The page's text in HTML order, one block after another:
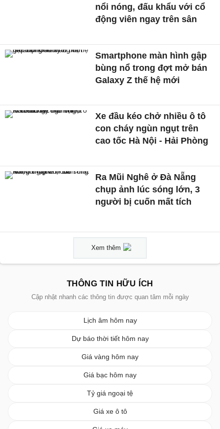
nổi nóng, đấu khẩu với cổ
động viên ngay trên sân
Smartphone màn hình gập
bùng nổ trong đợt mở bán
Galaxy Z thế hệ mới
Xe đầu kéo chở nhiều ô tô
con cháy ngùn ngụt trên
cao tốc Hà Nội - Hải Phòng
Ra Mũi Nghê ở Đà Nẵng
chụp ảnh lúc sóng lớn, 3
người bị cuốn mất tích
Xem thêm
THÔNG TIN HỮU ÍCH
Cập nhật nhanh các thông tin được quan tâm mỗi ngày
Lịch âm hôm nay
Dự báo thời tiết hôm nay
Giá vàng hôm nay
Giá bạc hôm nay
Tỷ giá ngoại tệ
Giá xe ô tô